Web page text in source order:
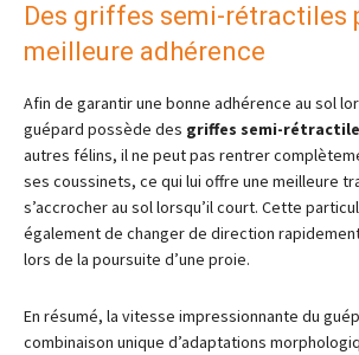
Des griffes semi-rétractiles
meilleure adhérence
Afin de garantir une bonne adhérence au sol
guépard possède des griffes semi-
autres félins, il ne peut pas rentrer
ses coussinets, ce qui lui offre une meilleure
s’accrocher au sol lorsqu’il court. Cette
également de changer de direction
lors de la poursuite d’une proie.
En résumé, la vitesse impressionnante du
combinaison unique d’adaptations